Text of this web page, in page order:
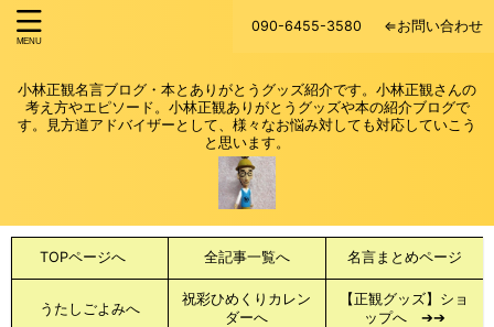
090-6455-3580 ⇐お問い合わせ
小林正観名言ブログ・本とありがとうグッズ紹介です。小林正観さんの
考え方やエピソード。小林正観ありがとうグッズや本の紹介ブログで
す。見方道アドバイザーとして、様々なお悩み対しても対応していこう
と思います。
TOPページへ 全記事一覧へ 名言まとめページ
うたしごよみへ
祝彩ひめくりカレン
ダーへ
【正観グッズ】ショ
ップへ ➔➔